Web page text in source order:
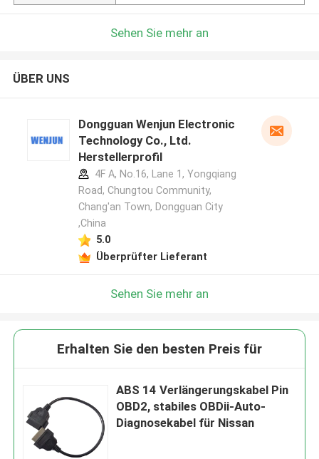
Sehen Sie mehr an
ÜBER UNS
Dongguan Wenjun Electronic
Technology Co., Ltd.
Herstellerprofil
4F A, No.16, Lane 1, Yongqiang
Road, Chungtou Community,
Chang'an Town, Dongguan City
,China
5.0
Überprüfter Lieferant
Sehen Sie mehr an
Erhalten Sie den besten Preis für
ABS 14 Verlängerungskabel Pin
OBD2, stabiles OBDii-Auto-
Diagnosekabel für Nissan